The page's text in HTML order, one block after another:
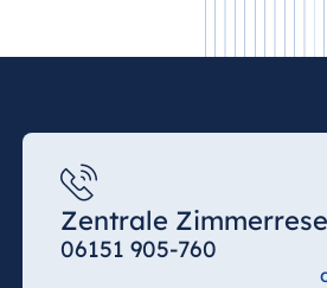
Zentrale
06151 905-760